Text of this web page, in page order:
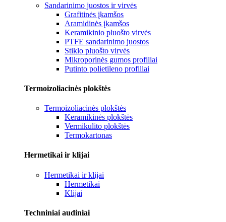
Sandarinimo juostos ir virvės
Grafitinės įkamšos
Aramidinės įkamšos
Keramikinio pluošto virvės
PTFE sandarinimo juostos
Stiklo pluošto virvės
Mikroporinės gumos profiliai
Putinto polietileno profiliai
Termoizoliacinės plokštės
Termoizoliacinės plokštės
Keramikinės plokštės
Vermikulito plokštės
Termokartonas
Hermetikai ir klijai
Hermetikai ir klijai
Hermetikai
Klijai
Techniniai audiniai